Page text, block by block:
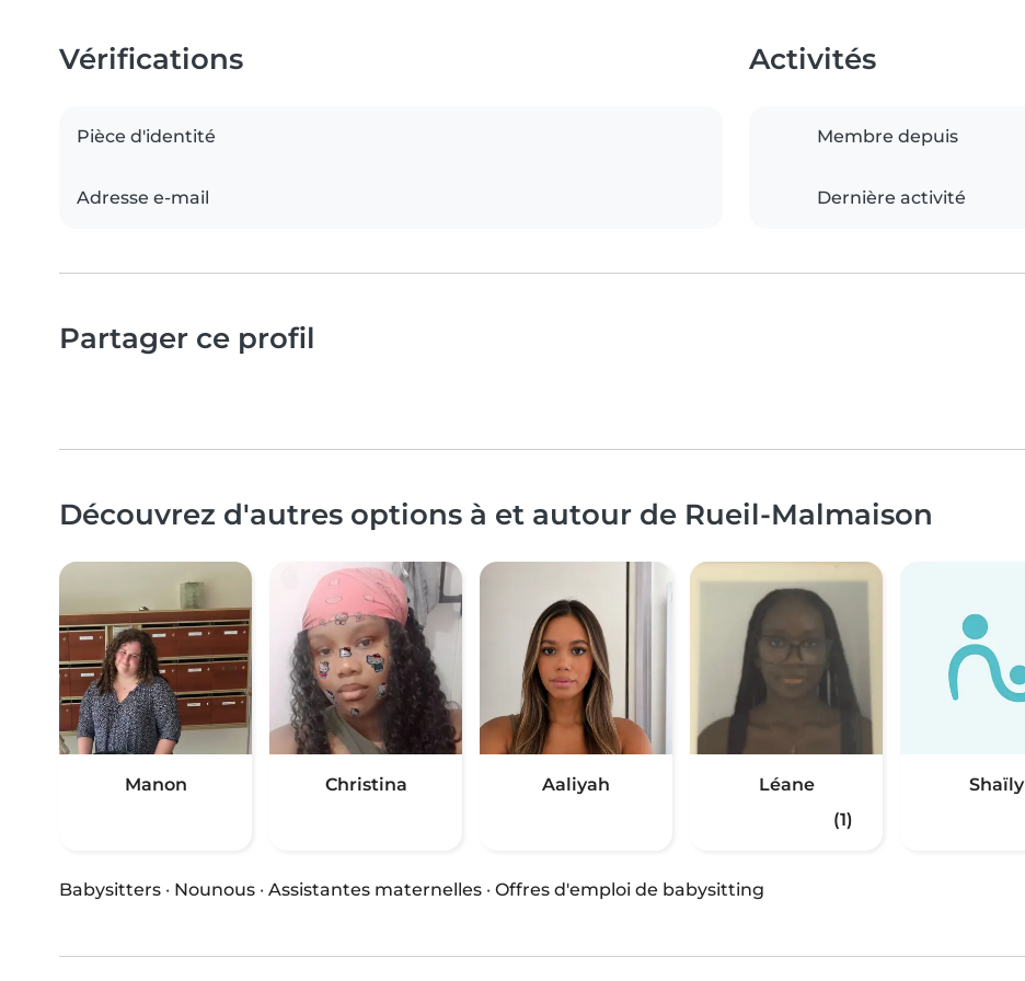
Vérifications
Pièce d'identité
Adresse e-mail
Activités
Membre depuis
Dernière activité
Partager ce profil
Découvrez d'autres options à et autour de Rueil-Malmaison
Manon Christina Aaliyah
Léane
(1)
Shaïly
Babysitters · Nounous · Assistantes maternelles · Offres d'emploi de babysitting